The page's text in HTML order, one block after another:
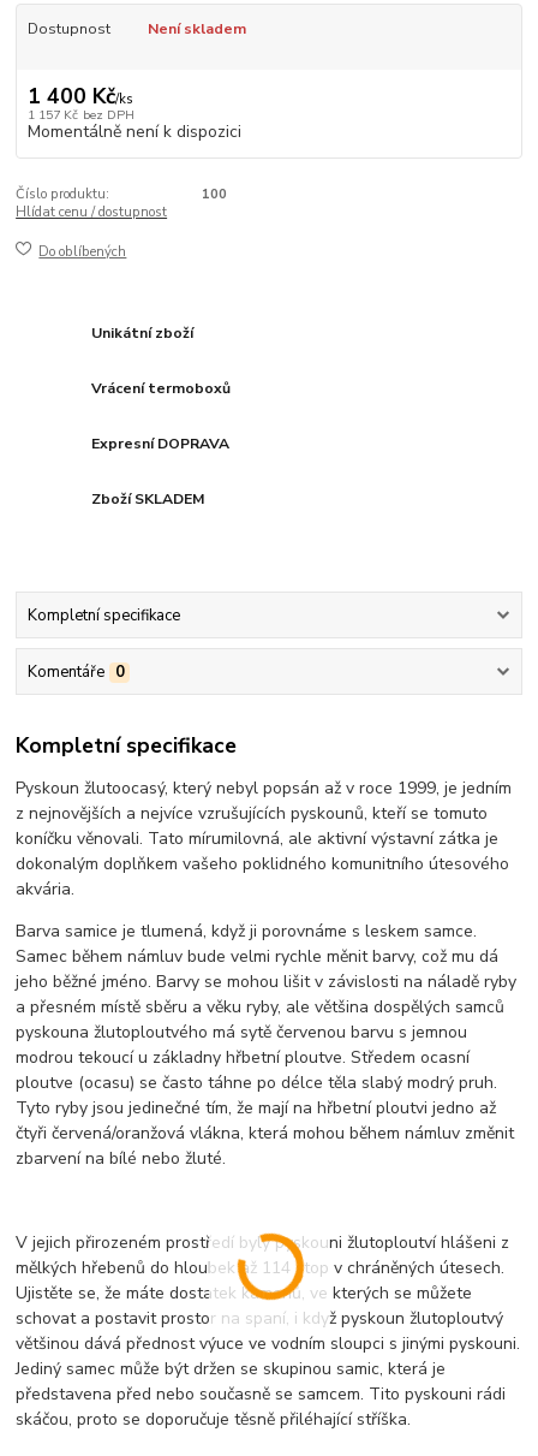
Dostupnost Není skladem
1 400 Kč/ks
1 157 Kč bez DPH
Momentálně není k dispozici
Číslo produktu:
100
Hlídat cenu / dostupnost
Do oblíbených
Unikátní zboží
Vrácení termoboxů
Expresní DOPRAVA
Zboží SKLADEM
Kompletní specifikace
Komentáře 0
Kompletní specifikace
Pyskoun žlutoocasý, který nebyl popsán až v roce 1999, je jedním
z nejnovějších a nejvíce vzrušujících pyskounů, kteří se tomuto
koníčku věnovali. Tato mírumilovná, ale aktivní výstavní zátka je
dokonalým doplňkem vašeho poklidného komunitního útesového
akvária.
Barva samice je tlumená, když ji porovnáme s leskem samce.
Samec během námluv bude velmi rychle měnit barvy, což mu dá
jeho běžné jméno. Barvy se mohou lišit v závislosti na náladě ryby
a přesném místě sběru a věku ryby, ale většina dospělých samců
pyskouna žlutoploutvého má sytě červenou barvu s jemnou
modrou tekoucí u základny hřbetní ploutve. Středem ocasní
ploutve (ocasu) se často táhne po délce těla slabý modrý pruh.
Tyto ryby jsou jedinečné tím, že mají na hřbetní ploutvi jedno až
čtyři červená/oranžová vlákna, která mohou během námluv změnit
zbarvení na bílé nebo žluté.
V jejich přirozeném prostředí byly pyskouni žlutoploutví hlášeni z
mělkých hřebenů do hloubek až 114 stop v chráněných útesech.
Ujistěte se, že máte dostatek kamenů, ve kterých se můžete
schovat a postavit prostor na spaní, i když pyskoun žlutoploutvý
většinou dává přednost výuce ve vodním sloupci s jinými pyskouni.
Jediný samec může být držen se skupinou samic, která je
představena před nebo současně se samcem. Tito pyskouni rádi
skáčou, proto se doporučuje těsně přiléhající stříška.